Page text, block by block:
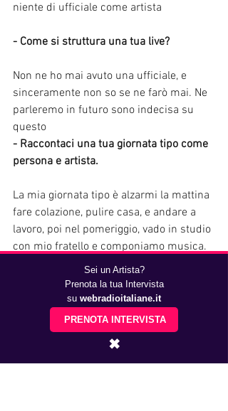
niente di ufficiale come artista
- Come si struttura una tua live?
Non ne ho mai avuto una ufficiale, e
sinceramente non so se ne farò mai. Ne
parleremo in futuro sono indecisa su
questo
- Raccontaci una tua giornata tipo come
persona e artista.
La mia giornata tipo è alzarmi la mattina
fare colazione, pulire casa, e andare a
lavoro, poi nel pomeriggio, vado in studio
con mio fratello e componiamo musica.
Questo tutti i giorni o quasi,
solitamente la domenica ce la
prendiamo di pausa.
Sei un Artista?
Prenota la tua Intervista
su webradioitaliane.it
PRENOTA INTERVISTA
✖